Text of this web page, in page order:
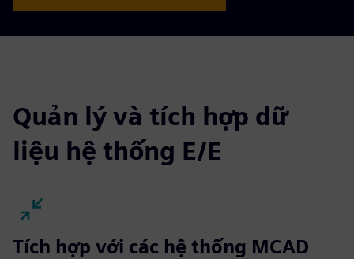
Quản lý và tích hợp dữ
liệu hệ thống E/E
Tích hợp với các hệ thống MCAD